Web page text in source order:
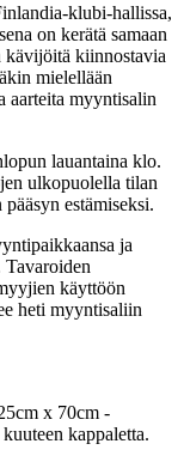
klubi-hallissa,
on kerätä samaan
kävijöitä kiinnostavia
mielellään
aarteita myyntisalin
lauantaina klo.
ulkopuolella tilan
estämiseksi.
ja
Tavaroiden
käyttöön
heti myyntisaliin
x 70cm -
kappaletta.